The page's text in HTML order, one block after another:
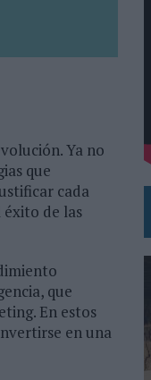
Ya no
que
cada
éxito de las
que
En estos
en una